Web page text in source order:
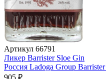
Артикул 66791
Ликер Barrister Sloe Gin
Россия Ladoga Group Barrister
905 ₽